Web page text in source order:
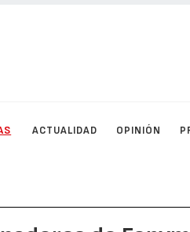
ACTUALIDAD OPINIÓN